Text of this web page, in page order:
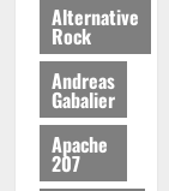
Alternative
Rock
Andreas
Gabalier
Apache
207